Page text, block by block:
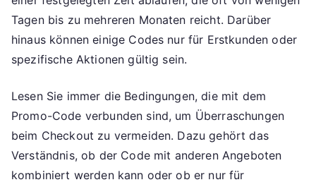
Tagen bis zu mehreren Monaten reicht. Darüber
hinaus können einige Codes nur für Erstkunden oder
spezifische Aktionen gültig sein.
Lesen Sie immer die Bedingungen, die mit dem
Promo-Code verbunden sind, um Überraschungen
beim Checkout zu vermeiden. Dazu gehört das
Verständnis, ob der Code mit anderen Angeboten
kombiniert werden kann oder ob er nur für